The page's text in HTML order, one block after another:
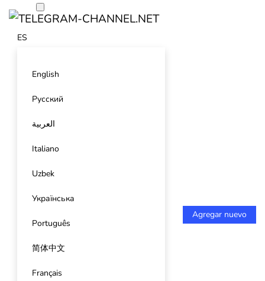
ES
English
Русский
العربية
Italiano
Uzbek
Українська
Português
简体中文
Français
Agregar nuevo